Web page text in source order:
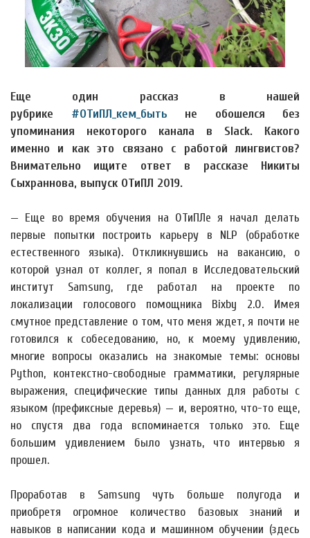
Еще один рассказ в нашей
рубрике #ОТиПЛ_кем_быть не обошелся без
упоминания некоторого канала в Slack. Какого
именно и как это связано с работой лингвистов?
Внимательно ищите ответ в рассказе Никиты
Сыхраннова, выпуск ОТиПЛ 2019.
— Еще во время обучения на ОТиПЛе я начал делать
первые попытки построить карьеру в NLP (обработке
естественного языка). Откликнувшись на вакансию, о
которой узнал от коллег, я попал в Исследовательский
институт Samsung, где работал на проекте по
локализации голосового помощника Bixby 2.0. Имея
смутное представление о том, что меня ждет, я почти не
готовился к собеседованию, но, к моему удивлению,
многие вопросы оказались на знакомые темы: основы
Python, контекстно-свободные грамматики, регулярные
выражения, специфические типы данных для работы с
языком (префиксные деревья) — и, вероятно, что-то еще,
но спустя два года вспоминается только это. Еще
большим удивлением было узнать, что интервью я
прошел.
Проработав в Samsung чуть больше полугода и
приобретя огромное количество базовых знаний и
навыков в написании кода и машинном обучении (здесь